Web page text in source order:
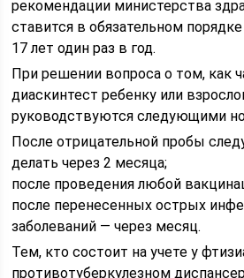
рекомендации министерства
ставится в обязательном
17 лет один раз в год.
При решении вопроса о том, как
диаскинтест ребенку или
руководствуются следующими
После отрицательной пробы
делать через 2 месяца;
после проведения любой
после перенесенных острых
заболеваний — через месяц.
Тем, кто состоит на учете у
противотуберкулезном